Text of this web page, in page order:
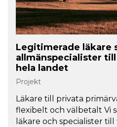
Legitimerade läkare
allmänspecialister
hela landet
Projekt
Läkare till privata
flexibelt och välbetalt Vi
läkare och specialister